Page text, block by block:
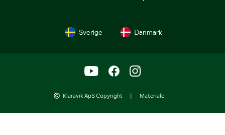
Sverige Danmark
Klaravik ApS Copyright | Materiale